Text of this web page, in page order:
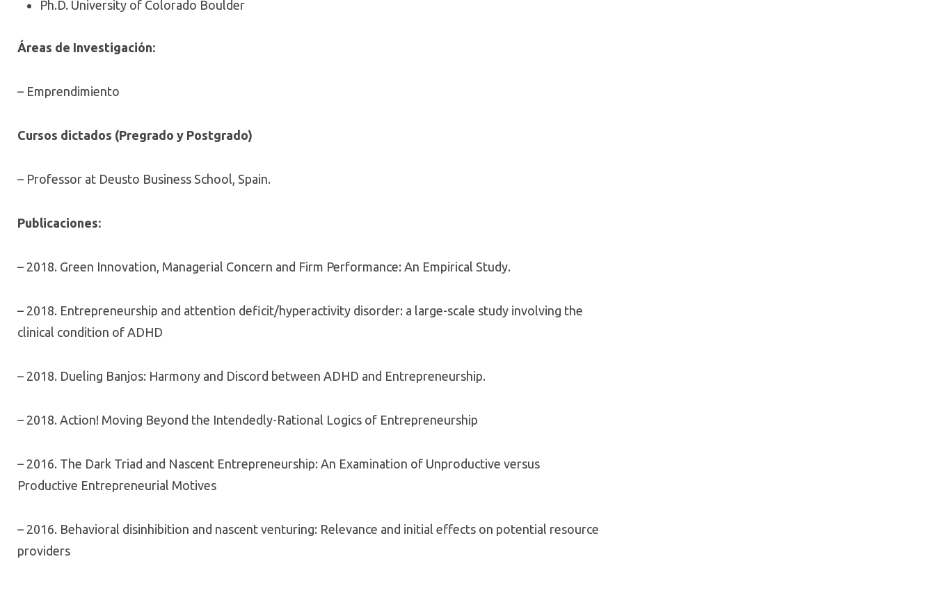
Ph.D. University of Colorado Boulder
Áreas de Investigación:
– Emprendimiento
Cursos dictados (Pregrado y Postgrado)
– Professor at Deusto Business School, Spain.
Publicaciones:
– 2018. Green Innovation, Managerial Concern and Firm Performance: An Empirical Study.
– 2018. Entrepreneurship and attention deficit/hyperactivity disorder: a large-scale study involving the
clinical condition of ADHD
– 2018. Dueling Banjos: Harmony and Discord between ADHD and Entrepreneurship.
– 2018. Action! Moving Beyond the Intendedly-Rational Logics of Entrepreneurship
– 2016. The Dark Triad and Nascent Entrepreneurship: An Examination of Unproductive versus
Productive Entrepreneurial Motives
– 2016. Behavioral disinhibition and nascent venturing: Relevance and initial effects on potential resource
providers